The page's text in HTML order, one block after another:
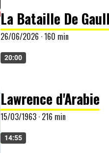
La Bataille De
26/06/2026 · 160 min
20:00
Lawrence d'Arabie
15/03/1963 · 216 min
14:55